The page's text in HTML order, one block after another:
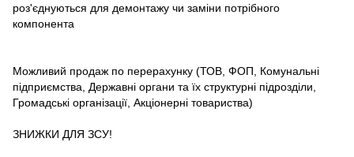
роз'єднуються для демонтажу чи заміни потрібного
компонента
Можливий продаж по перерахунку (ТОВ, ФОП, Комунальні
підприємства, Державні органи та їх структурні підрозділи,
Громадські організації, Акціонерні товариства)
ЗНИЖКИ ДЛЯ ЗСУ!